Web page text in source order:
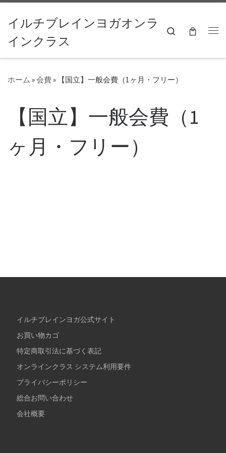
コンテンツへスキップ
イルチブレインヨガオンラ
インクラス
Search
ホーム »会費» 【国立】一般会費（1ヶ月・フリー）
【国立】一般会費（1
ヶ月・フリー）
イルチブレインヨガ公式サイト
お買い物カゴ
特定商取引法に基づく表記
オンラインクラス システム利用要件
プライバシーポリシー
総合お問い合わせ
会社概要